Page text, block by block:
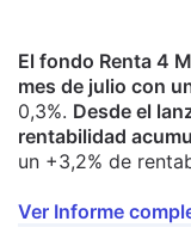
El fondo Renta 4
mes de julio con
0,3%. Desde el
rentabilidad
un +3,2% de
Ver Informe